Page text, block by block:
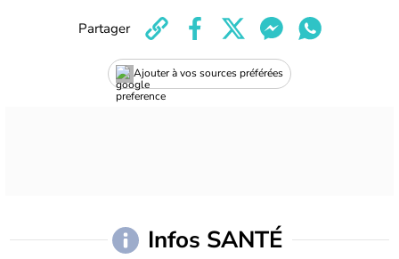
Ajouter à vos sources préférées
Partager
Infos SANTÉ